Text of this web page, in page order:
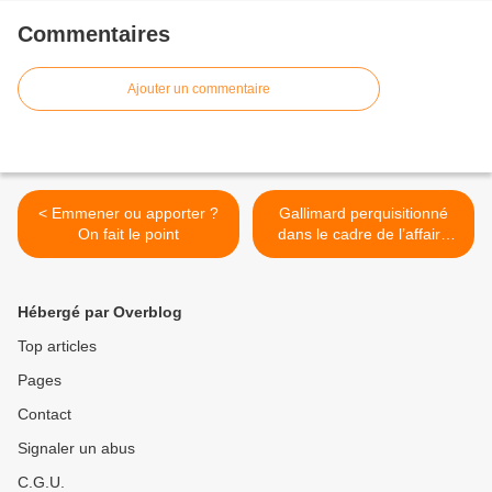
Commentaires
Ajouter un commentaire
< Emmener ou apporter ?
On fait le point
Gallimard perquisitionné
dans le cadre de l’affaire
Matzneff >
Hébergé par Overblog
Top articles
Pages
Contact
Signaler un abus
C.G.U.